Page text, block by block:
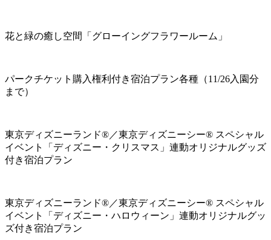
花と緑の癒し空間「グローイングフラワールーム」
パークチケット購入権利付き宿泊プラン各種（11/26入園分
まで）
東京ディズニーランド®／東京ディズニーシー® スペシャル
イベント「ディズニー・クリスマス」連動オリジナルグッズ
付き宿泊プラン
東京ディズニーランド®／東京ディズニーシー® スペシャル
イベント「ディズニー・ハロウィーン」連動オリジナルグッ
ズ付き宿泊プラン